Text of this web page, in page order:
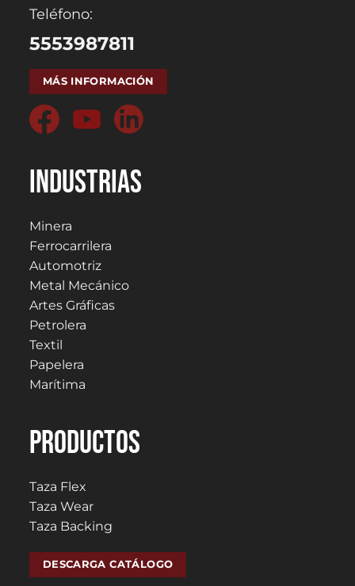
Teléfono:
5553987811
MÁS INFORMACIÓN
Industrias
Minera
Ferrocarrilera
Automotriz
Metal Mecánico
Artes Gráficas
Petrolera
Textil
Papelera
Marítima
PRODUCTOS
Taza Flex
Taza Wear
Taza Backing
DESCARGA CATÁLOGO